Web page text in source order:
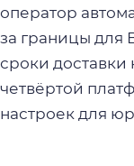
оператор
за границы для
сроки доставки
четвёртой
настроек для